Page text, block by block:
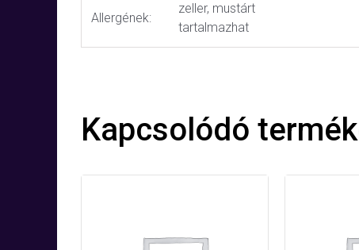
Allergének:
zeller, mustárt
tartalmazhat
Kapcsolódó